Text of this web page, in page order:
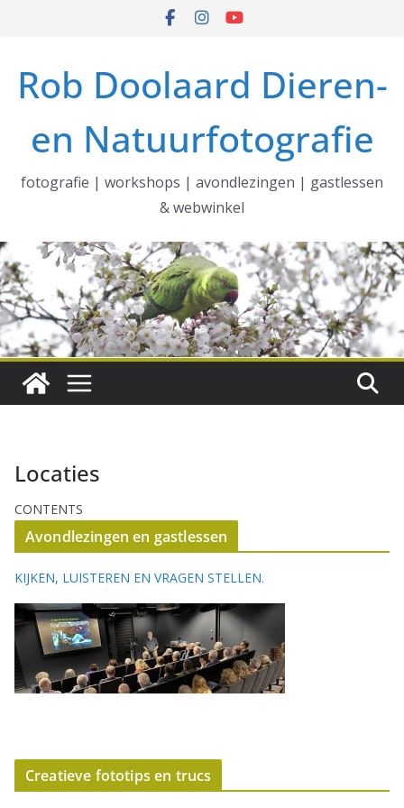
inhoud
Rob Doolaard Dieren-
en Natuurfotografie
fotografie | workshops | avondlezingen | gastlessen
& webwinkel
Locaties
CONTENTS
Avondlezingen en gastlessen
KIJKEN, LUISTEREN EN VRAGEN STELLEN.
Creatieve fototips en trucs